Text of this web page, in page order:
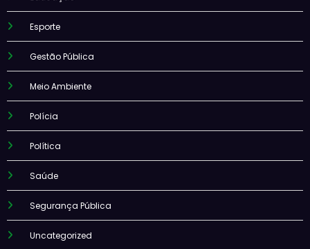
Esporte
Gestão Pública
Meio Ambiente
Polícia
Política
Saúde
Segurança Pública
Uncategorized